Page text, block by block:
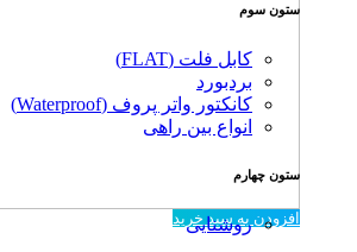
ستون سوم
کابل فلت (FLAT)
بردبورد
کانکتور واتر پروف (Waterproof)
انواع بین راهی
ستون چهارم
روشنایی
افزودن به سبد خرید